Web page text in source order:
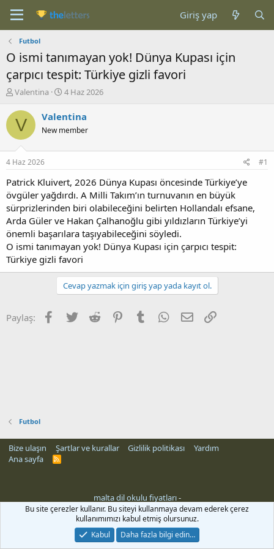
Giriş yap
Futbol
O ismi tanımayan yok! Dünya Kupası için
çarpıcı tespit: Türkiye gizli favori
K
n
b
u
u
b
a
l
a
t
a
n
Valentina
B
ş
a
ç
a
r
i
h
i
4 Haz 2026
V Valentina
New member
4 Haz 2026 #1
Patrick Kluivert, 2026 Dünya Kupası öncesinde Türkiye’ye
övgüler yağdırdı. A Milli Takım’ın turnuvanın en büyük
sürprizlerinden biri olabileceğini belirten Hollandalı efsane,
Arda Güler ve Hakan Çalhanoğlu gibi yıldızların Türkiye’yi
önemli başarılara taşıyabileceğini söyledi.
O ismi tanımayan yok! Dünya Kupası için çarpıcı tespit:
Türkiye gizli favori
Cevap yazmak için giriş yap yada kayıt ol.
Paylaş: Facebook
Twitter Reddit PinterestTumblr WhatsApp
E-posta
Futbol
Bize ulaşın Şartlar ve kurallar Gizlilik politikası
Yardım
Ana sayfa
R
malta dil okulu fiyatları-
Bu site çerezler kullanır. Bu siteyi kullanmaya devam ederek çerez
kullanımımızı kabul etmiş olursunuz.
Kabul
Daha fazla bilgi edin…